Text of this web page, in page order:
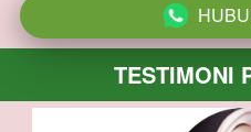
`
TESTIMONI